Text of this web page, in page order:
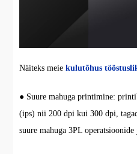
Näiteks meiekulutõhus
● Suure mahuga printimine:
(ips) nii 200 dpi kui 300 dpi,
suure mahuga 3PL operatsioonide